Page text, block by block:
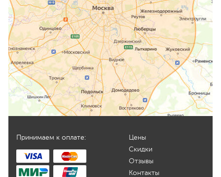
Принимаем к оплате:
Цены
Скидки
Отзывы
Контакты